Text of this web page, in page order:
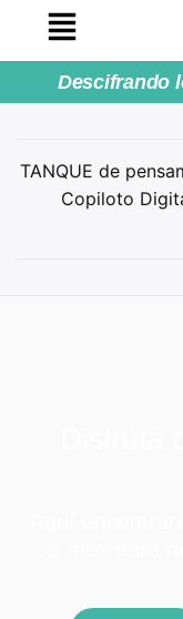
Descifrando
TANQUE de
Copiloto